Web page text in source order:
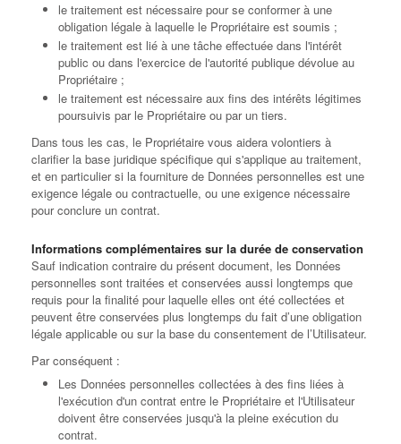
le traitement est nécessaire pour se conformer à une
obligation légale à laquelle le Propriétaire est soumis ;
le traitement est lié à une tâche effectuée dans l'intérêt
public ou dans l'exercice de l'autorité publique dévolue au
Propriétaire ;
le traitement est nécessaire aux fins des intérêts légitimes
poursuivis par le Propriétaire ou par un tiers.
Dans tous les cas, le Propriétaire vous aidera volontiers à
clarifier la base juridique spécifique qui s'applique au traitement,
et en particulier si la fourniture de Données personnelles est une
exigence légale ou contractuelle, ou une exigence nécessaire
pour conclure un contrat.
Informations complémentaires sur la durée de conservation
Sauf indication contraire du présent document, les Données
personnelles sont traitées et conservées aussi longtemps que
requis pour la finalité pour laquelle elles ont été collectées et
peuvent être conservées plus longtemps du fait d’une obligation
légale applicable ou sur la base du consentement de l’Utilisateur.
Par conséquent :
Les Données personnelles collectées à des fins liées à
l'exécution d'un contrat entre le Propriétaire et l'Utilisateur
doivent être conservées jusqu'à la pleine exécution du
contrat.